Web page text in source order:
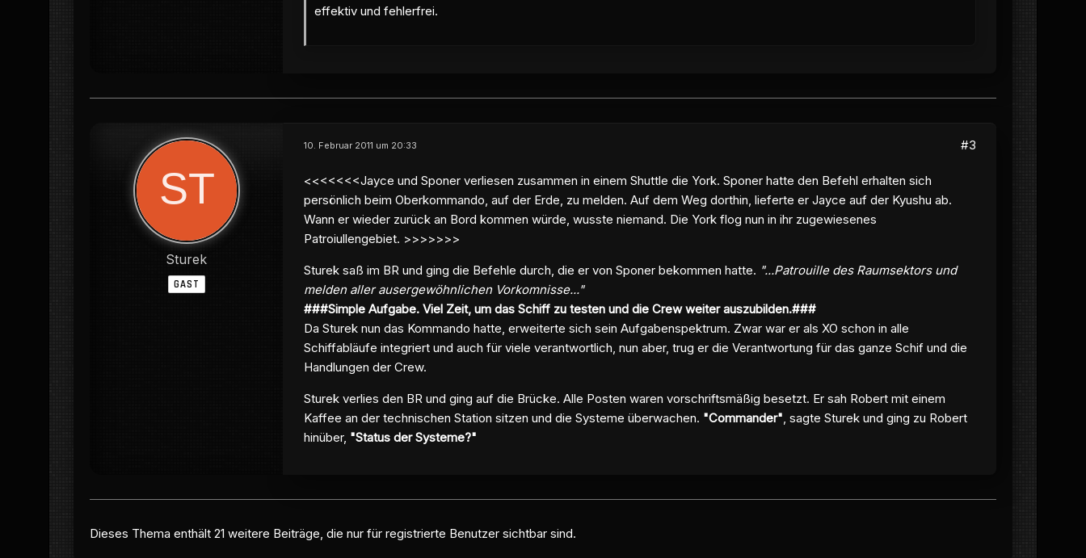
effektiv und fehlerfrei.
Sturek
GAST
10. Februar 2011 um 20:33 #3
<<<<<<<Jayce und Sponer verliesen zusammen in einem Shuttle die York. Sponer hatte den Befehl erhalten sich
persönlich beim Oberkommando, auf der Erde, zu melden. Auf dem Weg dorthin, lieferte er Jayce auf der Kyushu ab.
Wann er wieder zurück an Bord kommen würde, wusste niemand. Die York flog nun in ihr zugewiesenes
Patroiullengebiet. >>>>>>>
Sturek saß im BR und ging die Befehle durch, die er von Sponer bekommen hatte. "...Patrouille des Raumsektors und
melden aller ausergewöhnlichen Vorkomnisse..."
###Simple Aufgabe. Viel Zeit, um das Schiff zu testen und die Crew weiter auszubilden.###
Da Sturek nun das Kommando hatte, erweiterte sich sein Aufgabenspektrum. Zwar war er als XO schon in alle
Schiffabläufe integriert und auch für viele verantwortlich, nun aber, trug er die Verantwortung für das ganze Schif und die
Handlungen der Crew.
Sturek verlies den BR und ging auf die Brücke. Alle Posten waren vorschriftsmäßig besetzt. Er sah Robert mit einem
Kaffee an der technischen Station sitzen und die Systeme überwachen. "Commander", sagte Sturek und ging zu Robert
hinüber, "Status der Systeme?"
Dieses Thema enthält 21 weitere Beiträge, die nur für registrierte Benutzer sichtbar sind.